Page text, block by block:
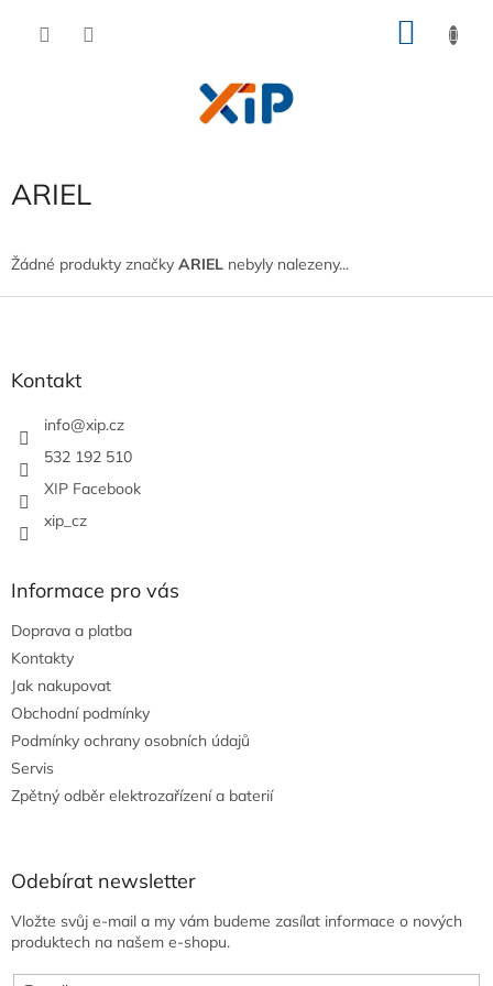
ARIEL
Žádné produkty značky ARIEL nebyly nalezeny...
Kontakt
info@xip.cz
532 192 510
XIP Facebook
xip_cz
Informace pro vás
Doprava a platba
Kontakty
Jak nakupovat
Obchodní podmínky
Podmínky ochrany osobních údajů
Servis
Zpětný odběr elektrozařízení a baterií
Odebírat newsletter
Vložte svůj e-mail a my vám budeme zasílat informace o nových
produktech na našem e-shopu.